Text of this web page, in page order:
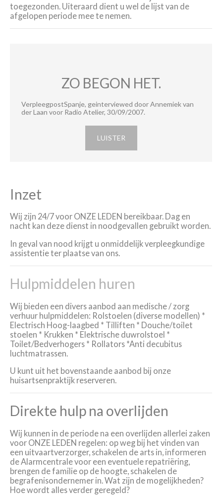
toegezonden. Uiteraard dient u wel de lijst van de
afgelopen periode mee te nemen.
ZO BEGON HET.
VerpleegpostSpanje, geinterviewed door Annemiek van
der Laan voor Radio Atelier, 30/09/2007.
LUISTER
Inzet
Wij zijn 24/7 voor ONZE LEDEN bereikbaar. Dag en
nacht kan deze dienst in noodgevallen gebruikt worden.
In geval van nood krijgt u onmiddelijk verpleegkundige
assistentie ter plaatse van ons.
Hulpmiddelen huren
Wij bieden een divers aanbod aan medische / zorg
verhuur hulpmiddelen: Rolstoelen (diverse modellen) *
Electrisch Hoog-laagbed * Tilliften * Douche/toilet
stoelen * Krukken * Elektrische duwrolstoel *
Toilet/Bedverhogers * Rollators *Anti decubitus
luchtmatrassen.
U kunt uit het bovenstaande aanbod bij onze
huisartsenpraktijk reserveren.
Direkte hulp na overlijden
Wij kunnen in de periode na een overlijden allerlei zaken
voor ONZE LEDEN regelen: op weg bij het vinden van
een uitvaartverzorger, schakelen de arts in, informeren
de Alarmcentrale voor een eventuele repatriëring,
brengen de familie op de hoogte, schakelen de
begrafenisondernemer in. Wat zijn de mogelijkheden?
Hoe wordt alles verder geregeld?